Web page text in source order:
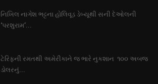
નિખિલ નાગેશ ભટ્ટના હોલિવૂડ ડેબ્યૂથી સની દેઓલની
‘પરશુરામ’...
ટેરિફની રમતથી અમેરીકાને જ ભારે નુકશાન ૧૦૦ અબજ
ડોલરનું...